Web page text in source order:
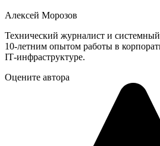
Алексей Морозов
Технический журналист и
10‑летним опытом работы в
IT‑инфраструктуре.
Оцените автора